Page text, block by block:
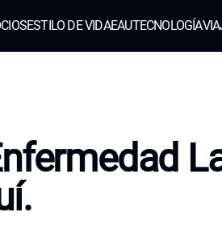
ESTILO DE VIDAEAUTECNOLOGÍA